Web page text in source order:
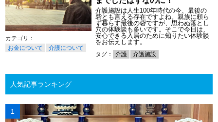
お金について 介護について
介護施設は人生100年時代の今、最後の
砦とも言える存在ですよね。親族に頼ら
ず暮らす最後の砦ですが、思わぬ落とし
穴の体験談も多いです。そこで今日は、
安心できる入居のために知りたい体験談
をお伝えします。
タグ： 介護 介護施設
人気記事ランキング